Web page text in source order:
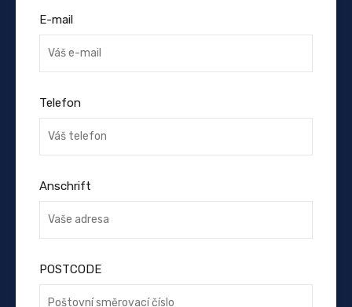
E-mail
Telefon
Anschrift
POSTCODE